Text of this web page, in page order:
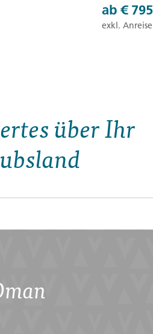
ab € 795
exkl. Anreise
über Ihr